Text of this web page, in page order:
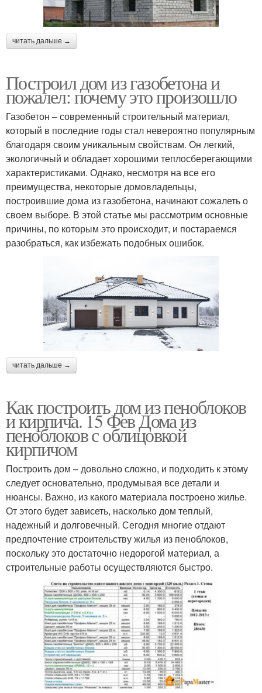
читать дальше →
Построил дом из газобетона и
пожалел: почему это произошло
Газобетон – современный строительный материал,
который в последние годы стал невероятно популярным
благодаря своим уникальным свойствам. Он легкий,
экологичный и обладает хорошими теплосберегающими
характеристиками. Однако, несмотря на все его
преимущества, некоторые домовладельцы,
построившие дома из газобетона, начинают сожалеть о
своем выборе. В этой статье мы рассмотрим основные
причины, по которым это происходит, и постараемся
разобраться, как избежать подобных ошибок.
читать дальше →
Как построить дом из пеноблоков
и кирпича. 15 Фев Дома из
пеноблоков с облицовкой
кирпичом
Построить дом – довольно сложно, и подходить к этому
следует основательно, продумывая все детали и
нюансы. Важно, из какого материала построено жилье.
От этого будет зависеть, насколько дом теплый,
надежный и долговечный. Сегодня многие отдают
предпочтение строительству жилья из пеноблоков,
поскольку это достаточно недорогой материал, а
строительные работы осуществляются быстро.